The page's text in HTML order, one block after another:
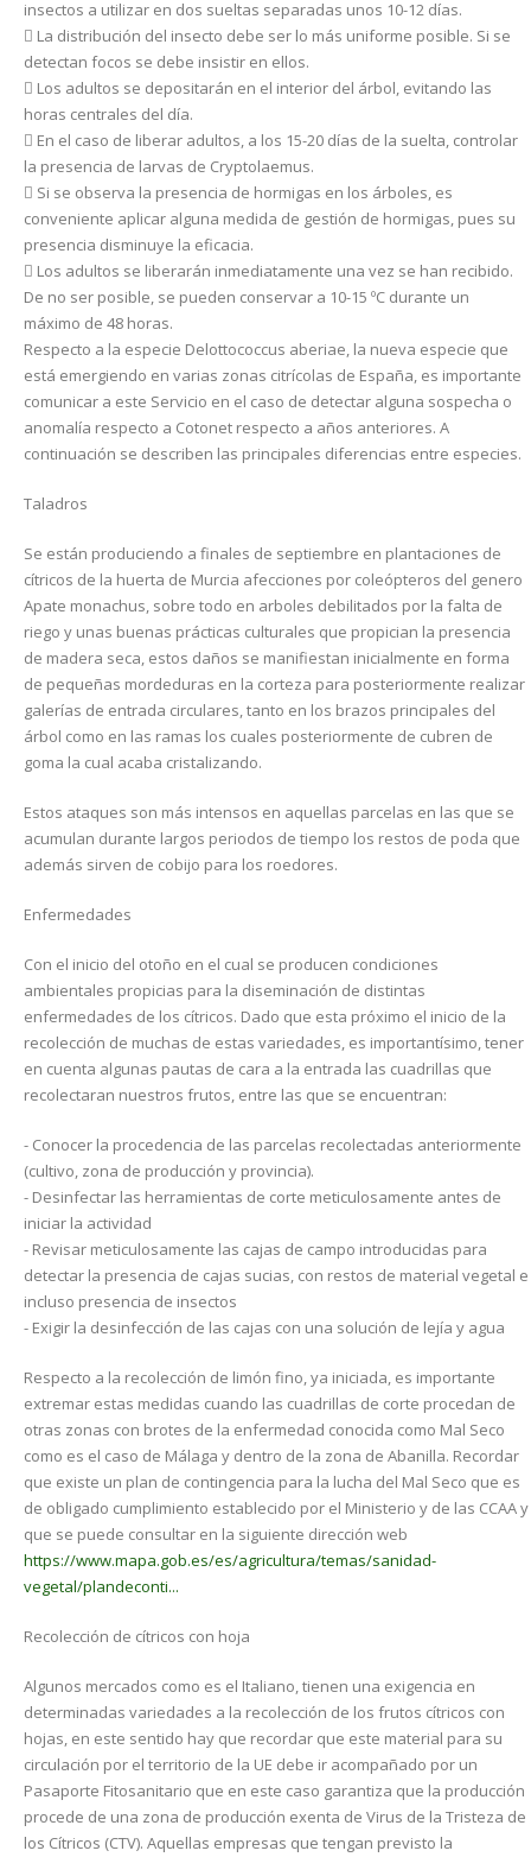
insectos a utilizar en dos sueltas separadas unos 10-12 días.
 La distribución del insecto debe ser lo más uniforme posible. Si se
detectan focos se debe insistir en ellos.
 Los adultos se depositarán en el interior del árbol, evitando las
horas centrales del día.
 En el caso de liberar adultos, a los 15-20 días de la suelta, controlar
la presencia de larvas de Cryptolaemus.
 Si se observa la presencia de hormigas en los árboles, es
conveniente aplicar alguna medida de gestión de hormigas, pues su
presencia disminuye la eficacia.
 Los adultos se liberarán inmediatamente una vez se han recibido.
De no ser posible, se pueden conservar a 10-15 ºC durante un
máximo de 48 horas.
Respecto a la especie Delottococcus aberiae, la nueva especie que
está emergiendo en varias zonas citrícolas de España, es importante
comunicar a este Servicio en el caso de detectar alguna sospecha o
anomalía respecto a Cotonet respecto a años anteriores. A
continuación se describen las principales diferencias entre especies.
Taladros
Se están produciendo a finales de septiembre en plantaciones de
cítricos de la huerta de Murcia afecciones por coleópteros del genero
Apate monachus, sobre todo en arboles debilitados por la falta de
riego y unas buenas prácticas culturales que propician la presencia
de madera seca, estos daños se manifiestan inicialmente en forma
de pequeñas mordeduras en la corteza para posteriormente realizar
galerías de entrada circulares, tanto en los brazos principales del
árbol como en las ramas los cuales posteriormente de cubren de
goma la cual acaba cristalizando.
Estos ataques son más intensos en aquellas parcelas en las que se
acumulan durante largos periodos de tiempo los restos de poda que
además sirven de cobijo para los roedores.
Enfermedades
Con el inicio del otoño en el cual se producen condiciones
ambientales propicias para la diseminación de distintas
enfermedades de los cítricos. Dado que esta próximo el inicio de la
recolección de muchas de estas variedades, es importantísimo, tener
en cuenta algunas pautas de cara a la entrada las cuadrillas que
recolectaran nuestros frutos, entre las que se encuentran:
- Conocer la procedencia de las parcelas recolectadas anteriormente
(cultivo, zona de producción y provincia).
- Desinfectar las herramientas de corte meticulosamente antes de
iniciar la actividad
- Revisar meticulosamente las cajas de campo introducidas para
detectar la presencia de cajas sucias, con restos de material vegetal e
incluso presencia de insectos
- Exigir la desinfección de las cajas con una solución de lejía y agua
Respecto a la recolección de limón fino, ya iniciada, es importante
extremar estas medidas cuando las cuadrillas de corte procedan de
otras zonas con brotes de la enfermedad conocida como Mal Seco
como es el caso de Málaga y dentro de la zona de Abanilla. Recordar
que existe un plan de contingencia para la lucha del Mal Seco que es
de obligado cumplimiento establecido por el Ministerio y de las CCAA y
que se puede consultar en la siguiente dirección web
https://www.mapa.gob.es/es/agricultura/temas/sanidad-
vegetal/plandeconti...
Recolección de cítricos con hoja
Algunos mercados como es el Italiano, tienen una exigencia en
determinadas variedades a la recolección de los frutos cítricos con
hojas, en este sentido hay que recordar que este material para su
circulación por el territorio de la UE debe ir acompañado por un
Pasaporte Fitosanitario que en este caso garantiza que la producción
procede de una zona de producción exenta de Virus de la Tristeza de
los Cítricos (CTV). Aquellas empresas que tengan previsto la